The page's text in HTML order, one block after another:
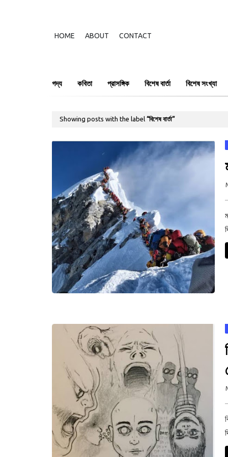
HOME ABOUT CONTACT
গদ্য কবিতা প্রাসঙ্গিক বিশেষ বার্তা বিশেষ সংখ্যা
Showing posts with the label বিশেষ বার্তা